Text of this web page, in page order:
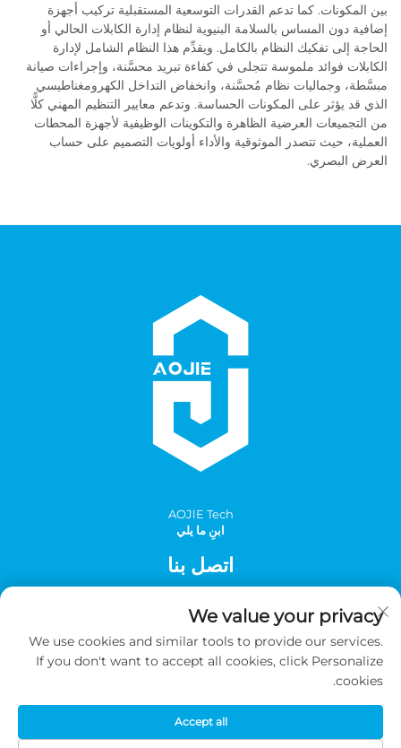
بين المكونات. كما تدعم القدرات التوسعية المستقبلية تركيب أجهزة
إضافية دون المساس بالسلامة البنيوية لنظام إدارة الكابلات الحالي أو
الحاجة إلى تفكيك النظام بالكامل. ويقدِّم هذا النظام الشامل لإدارة
الكابلات فوائد ملموسة تتجلى في كفاءة تبريد محسَّنة، وإجراءات صيانة
مبسَّطة، وجماليات نظام مُحسَّنة، وانخفاض التداخل الكهرومغناطيسي
الذي قد يؤثر على المكونات الحساسة. وتدعم معايير التنظيم المهني كلًّا
من التجميعات العرضية الظاهرة والتكوينات الوظيفية لأجهزة المحطات
العملية، حيث تتصدر الموثوقية والأداء أولويات التصميم على حساب
العرض البصري.
AOJlE Tech
ابنِ ما يلي
اتصل بنا
مينغتشو الصناعية، مقاطعة تونغهوا، قوانغتشو، الصين
هاتف:+86-2036031688 داخلي 8048
البريد الإلكتروني:
We value your privacy
We use cookies and similar tools to provide our services.
If you don't want to accept all cookies, click Personalize
cookies.
Accept all